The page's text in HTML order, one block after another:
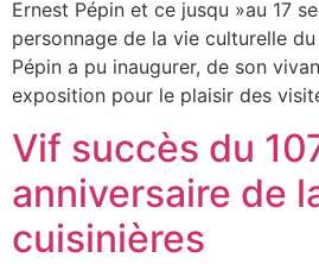
Ernest Pépin et ce jusqu »au 17
personnage de la vie culturelle
Pépin a pu inaugurer, de son
exposition pour le plaisir des
Vif succès du
anniversaire de
cuisinières